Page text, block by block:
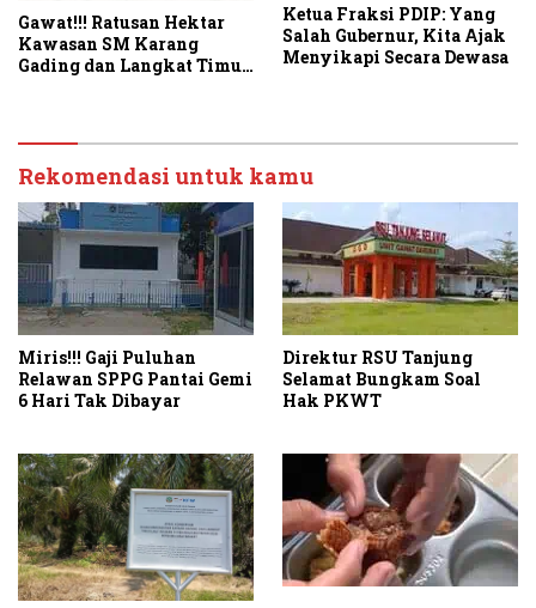
Gawat!!! Ratusan Hektar
Kawasan SM Karang
Gading dan Langkat Timur
Ketua Fraksi PDIP: Yang
Salah Gubernur, Kita Ajak
Menyikapi Secara Dewasa
Rekomendasi untuk kamu
Miris!!! Gaji Puluhan
Relawan SPPG Pantai Gemi
6 Hari Tak Dibayar
Direktur RSU Tanjung
Selamat Bungkam Soal
Hak PKWT